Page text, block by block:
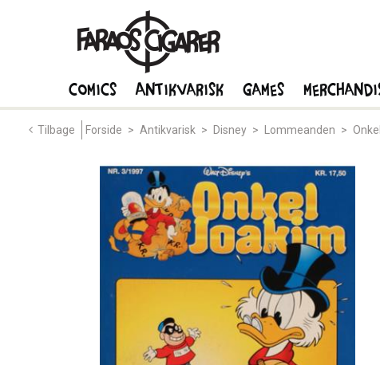
Tilbage Forside > Antikvarisk > Disney > Lommeanden >
Comics Antikvarisk Games